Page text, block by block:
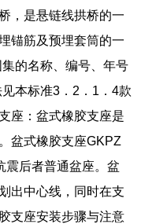
，是悬链线拱桥的一
锚筋及预埋套筒的一
的名称、编号、年号
本标准3．2．1．4款
座：盆式橡胶支座是
盆式橡胶支座GKPZ
震后者普通盆座。盆
出中心线，同时在支
支座安装步骤与注意